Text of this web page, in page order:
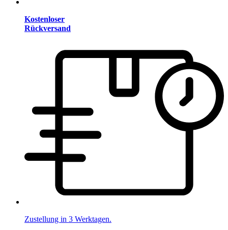
Kostenloser
Rückversand
Zustellung in 3 Werktagen.